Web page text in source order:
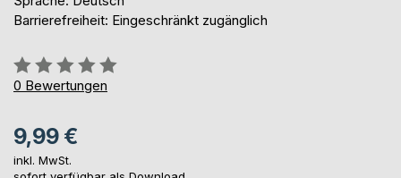
Barrierefreiheit: Eingeschränkt zugänglich
Bewertung::
0%
0 Bewertungen
9,99 €
inkl. MwSt.